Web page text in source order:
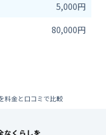
5,000円
80,000円
料金と口コミで比較